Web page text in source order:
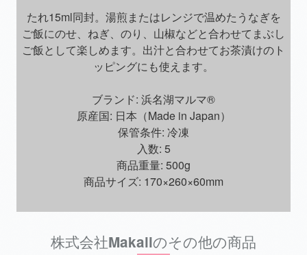
たれ15ml同封。湯煎またはレンジで温めたうなぎを
ご飯にのせ、ねぎ、のり、山椒などと合わせてまぶし
ご飯として楽しめます。出汁と合わせてお茶漬けのト
ッピングにも使えます。
ブランド: 浜名湖マルマ®
原産国: 日本（Made in Japan）
保管条件: 冷凍
入数: 5
商品重量: 500g
商品サイズ: 170×260×60mm
株式会社Makaliのその他の商品